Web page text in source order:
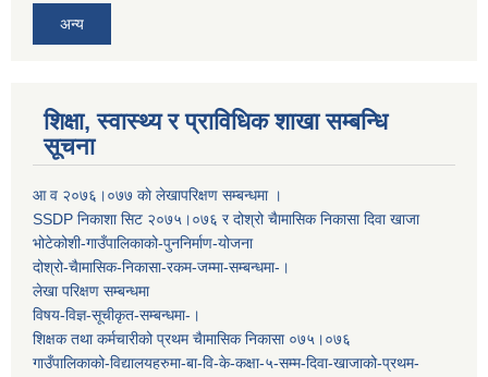
अन्य
शिक्षा, स्वास्थ्य र प्राविधिक शाखा सम्बन्धि
सूचना
आ व २०७६।०७७ काे लेखापरिक्षण सम्बन्धमा ।
SSDP निकाशा सिट २०७५।०७६ र दोश्रो चैामासिक निकासा दिवा खाजा
भोटेकोशी-गाउँपालिकाको-पुननिर्माण-योजना
दोश्रो-चैामासिक-निकासा-रकम-जम्मा-सम्बन्धमा-।
लेखा परिक्षण सम्बन्धमा
विषय-विज्ञ-सूचीकृत-सम्बन्धमा-।
शिक्षक तथा कर्मचारीको प्रथम च‌ैामासिक निकासा ०७५।०७६
गाउँपालिकाको-विद्यालयहरुमा-बा-वि-के-कक्षा-५-सम्म-दिवा-खाजाको-प्रथम-